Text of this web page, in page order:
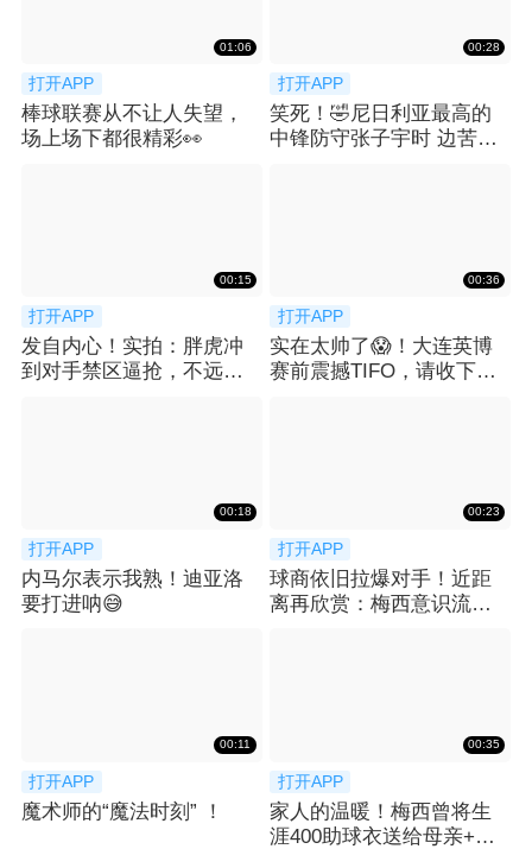
01:06
打开APP
棒球联赛从不让人失望，
场上场下都很精彩👀
00:28
打开APP
笑死！🤣尼日利亚最高的
中锋防守张子宇时 边苦笑
00:15
打开APP
发自内心！实拍：胖虎冲
到对手禁区逼抢，不远处
00:36
打开APP
实在太帅了😱！大连英博
赛前震撼TIFO，请收下我
00:18
打开APP
内马尔表示我熟！迪亚洛
要打进呐😅
00:23
打开APP
球商依旧拉爆对手！近距
离再欣赏：梅西意识流跑
00:11
打开APP
魔术师的“魔法时刻” ！
00:35
打开APP
家人的温暖！梅西曾将生
涯400助球衣送给母亲+一